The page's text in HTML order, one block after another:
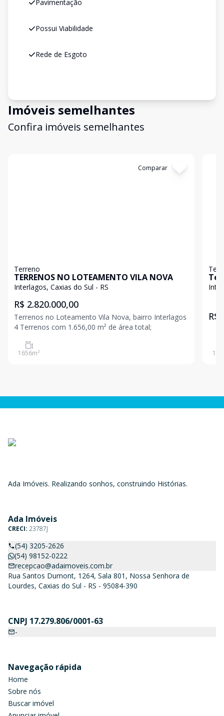
Pavimentação
Possui Viabilidade
Rede de Esgoto
Imóveis semelhantes
Confira imóveis semelhantes
Comparar
Terreno
TERRENOS NO LOTEAMENTO VILA NOVA
Interlagos, Caxias do Sul - RS
R$ 2.820.000,00
Terrenos no Loteamento Vila Nova, bairro Interlagos
4 Terrenos com 1.656,00 m² de área total;
1656m²
R$
Ada Imóveis. Realizando sonhos, construindo Histórias.
Ada Imóveis
CRECI: 23787J
(54) 3205-2626
(54) 98152-0222
recepcao@adaimoveis.com.br
Rua Santos Dumont, 1264, Sala 801, Nossa Senhora de
Lourdes, Caxias do Sul - RS - 95084-390
CNPJ 17.279.806/0001-63
-
Navegação rápida
Home
Sobre nós
Buscar imóvel